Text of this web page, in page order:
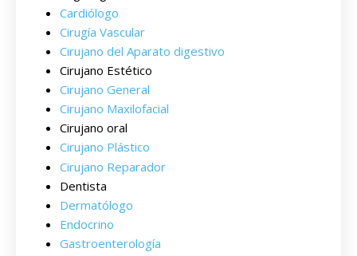
Cardiólogo
Cirugía Vascular
Cirujano del Aparato digestivo
Cirujano Estético
Cirujano General
Cirujano Maxilofacial
Cirujano oral
Cirujano Plástico
Cirujano Reparador
Dentista
Dermatólogo
Endocrino
Gastroenterología